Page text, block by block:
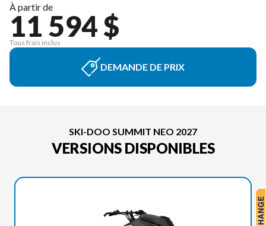
À partir de
11 594 $
Tous frais inclus
DEMANDE DE PRIX
SKI-DOO SUMMIT NEO 2027
VERSIONS DISPONIBLES